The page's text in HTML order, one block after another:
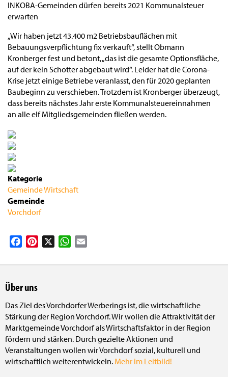
INKOBA-Gemeinden dürfen bereits 2021 Kommunalsteuer
erwarten
„Wir haben jetzt 43.400 m2 Betriebsbauflächen mit
Bebauungsverpflichtung fix verkauft“, stellt Obmann
Kronberger fest und betont, „das ist die gesamte Optionsfläche,
auf der kein Schotter abgebaut wird“. Leider hat die Corona-
Krise jetzt einige Betriebe veranlasst, den für 2020 geplanten
Baubeginn zu verschieben. Trotzdem ist Kronberger überzeugt,
dass bereits nächstes Jahr erste Kommunalsteuereinnahmen
an alle elf Mitgliedsgemeinden fließen werden.
Kategorie
GemeindeWirtschaft
Gemeinde
Vorchdorf
FacebookPinterest WhatsApp
Über uns
Das Ziel des Vorchdorfer Werberings ist, die wirtschaftliche
Stärkung der Region Vorchdorf. Wir wollen die Attraktivität der
Marktgemeinde Vorchdorf als Wirtschaftsfaktor in der Region
fördern und stärken. Durch gezielte Aktionen und
Veranstaltungen wollen wir Vorchdorf sozial, kulturell und
wirtschaftlich weiterentwickeln. Mehr im Leitbild!